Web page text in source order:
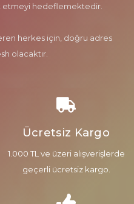
etmeyi hedeflemektedir.
herkes için, doğru adres
olacaktır.
Ücretsiz Kargo
1.000 TL ve üzeri alışverişlerde
geçerli ücretsiz kargo.